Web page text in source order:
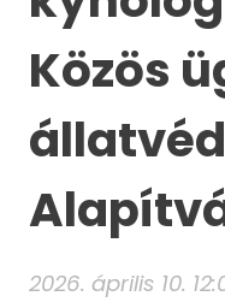
Közös
2026. április 10.